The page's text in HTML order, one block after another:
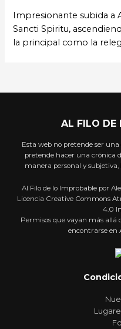
Impresionante subida a
Sancti Spiritu,
la principal como la
AL FILO DE
Esta web no pretende ser
pretende hacer una crónica
manera personal y subjetiva,
Al Filo de lo Improbable por
Licencia Creative Commons
4.0
Permisos que vayan más allá
encontrarse en